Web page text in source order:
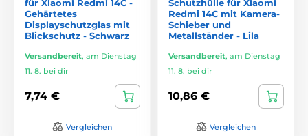
für Xiaomi Redmi 14C -
Gehärtetes
Displayschutzglas mit
Blickschutz - Schwarz
Versandbereit, am Dienstag
11. 8. bei dir
7,74 €
Vergleichen
Schutzhülle für Xiaomi
Redmi 14C mit Kamera-
Schieber und
Metallständer - Lila
Versandbereit, am Dienstag
11. 8. bei dir
10,86 €
Vergleichen